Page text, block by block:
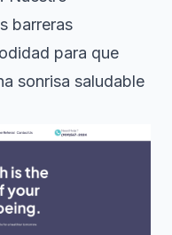
barreras
para que
sonrisa saludable